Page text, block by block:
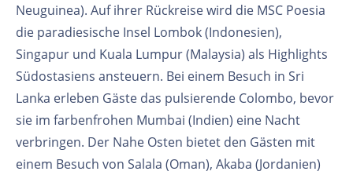
Neuguinea). Auf ihrer Rückreise wird die MSC Poesia
die paradiesische Insel Lombok (Indonesien),
Singapur und Kuala Lumpur (Malaysia) als Highlights
Südostasiens ansteuern. Bei einem Besuch in Sri
Lanka erleben Gäste das pulsierende Colombo, bevor
sie im farbenfrohen Mumbai (Indien) eine Nacht
verbringen. Der Nahe Osten bietet den Gästen mit
einem Besuch von Salala (Oman), Akaba (Jordanien)